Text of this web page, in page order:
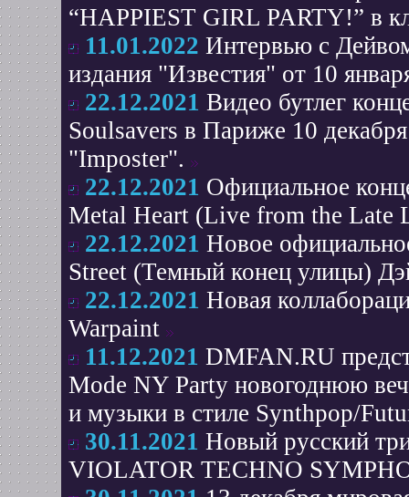
“НАРPIEST GIRL PARTY!” в
11.01.2022 Интервью с
издания "Известия" от 10
22.12.2021 Видео бутлег
Soulsavers в Париже 10
"Imposter".
22.12.2021 Официальное
Metal Heart (Live from the Late
22.12.2021 Новое
Street (Темный конец улицы)
22.12.2021 Новая
Warpaint
11.12.2021 DMFAN.RU
Mode NY Party новогоднюю
и музыки в стиле Synthpop/
30.11.2021 Новый русский
VIOLATOR TECHNO